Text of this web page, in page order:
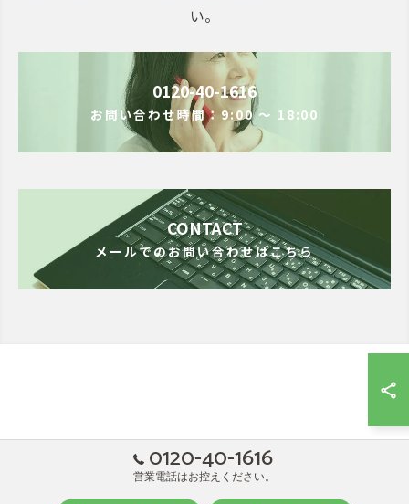
い。
0120-40-1616
お問い合わせ時間：9:00 ～ 18:00
CONTACT
メールでのお問い合わせはこちら
0120-40-1616
営業電話はお控えください。